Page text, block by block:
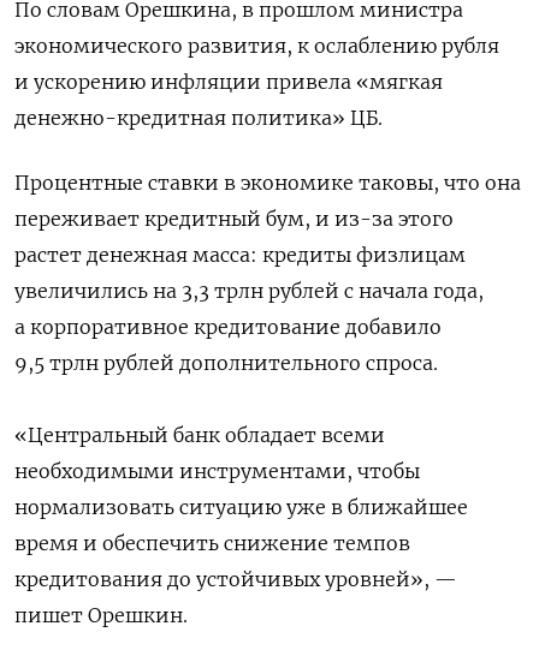
По словам Орешкина, в прошлом министра
экономического развития, к ослаблению рубля
и ускорению инфляции привела «мягкая
денежно-кредитная политика» ЦБ.
Процентные ставки в экономике таковы, что она
переживает кредитный бум, и из-за этого
растет денежная масса: кредиты физлицам
увеличились на 3,3 трлн рублей с начала года,
а корпоративное кредитование добавило
9,5 трлн рублей дополнительного спроса.
«Центральный банк обладает всеми
необходимыми инструментами, чтобы
нормализовать ситуацию уже в ближайшее
время и обеспечить снижение темпов
кредитования до устойчивых уровней», —
пишет Орешкин.